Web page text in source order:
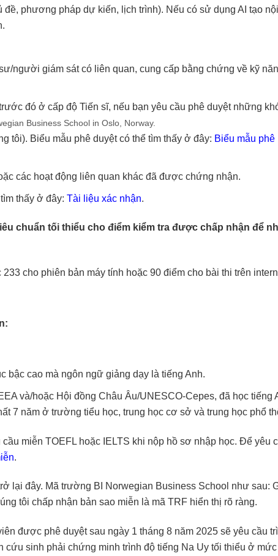
phương pháp dự kiến, lịch trình). Nếu có sử dụng AI tạo nội
người giám sát có liên quan, cung cấp bằng chứng về kỹ
đó ở cấp độ Tiến sĩ, nếu bạn yêu cầu phê duyệt những
Business School in Oslo, Norway.
tôi). Biểu mẫu phê duyệt có thể tìm thấy ở đây: Biểu mẫu phê
các hoạt động liên quan khác đã được chứng nhận.
thấy ở đây:Tài liệu xác nhận.
chuẩn tối thiểu cho điểm kiểm tra được chấp nhận để
cho phiên bản máy tính hoặc 90 điểm cho bài thi trên
bậc cao mà ngôn ngữ giảng dạy là tiếng Anh.
và/hoặc Hội đồng Châu Âu/UNESCO-Cepes, đã học tiếng
7 năm ở trường tiểu học, trung học cơ sở và trung học phổ
miễn TOEFL hoặc IELTS khi nộp hồ sơ nhập học. Để yêu
.
lại đây. Mã trường BI Norwegian Business School như sau:
tôi chấp nhận bản sao miễn là mã TRF hiển thị rõ ràng.
được phê duyệt sau ngày 1 tháng 8 năm 2025 sẽ yêu cầu
cứu sinh phải chứng minh trình độ tiếng Na Uy tối thiểu ở mức